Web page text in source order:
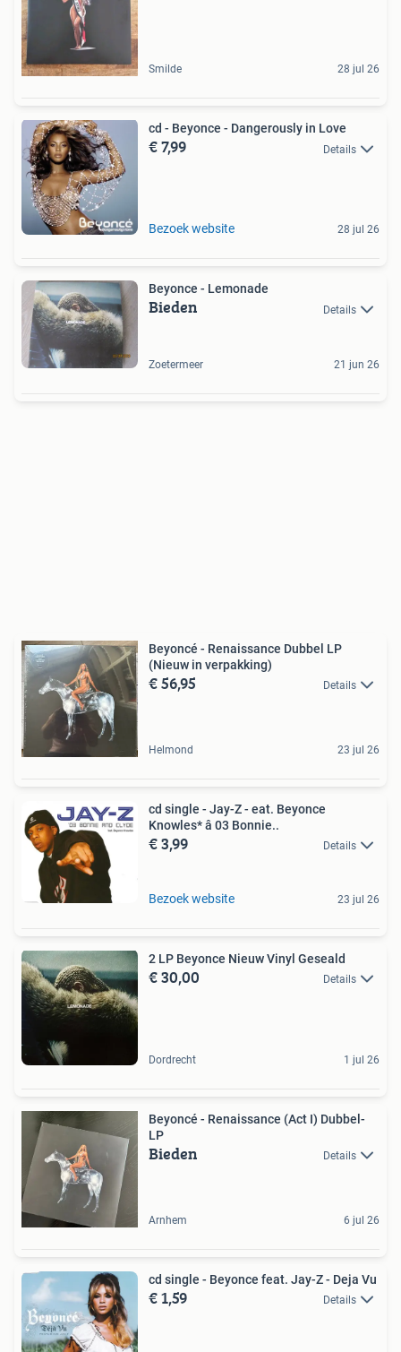
Smilde 28 jul 26
cd - Beyonce - Dangerously in Love
€ 7,99 Details
Bezoek website 28 jul 26
Beyonce - Lemonade
Bieden Details
Zoetermeer 21 jun 26
Beyoncé - Renaissance Dubbel LP
(Nieuw in verpakking)
€ 56,95 Details
Helmond 23 jul 26
cd single - Jay-Z - eat. Beyonce
Knowles* â 03 Bonnie..
€ 3,99 Details
Bezoek website 23 jul 26
2 LP Beyonce Nieuw Vinyl Geseald
€ 30,00 Details
Dordrecht 1 jul 26
Beyoncé - Renaissance (Act I) Dubbel-
LP
Bieden Details
Arnhem 6 jul 26
cd single - Beyonce feat. Jay-Z - Deja Vu
€ 1,59 Details